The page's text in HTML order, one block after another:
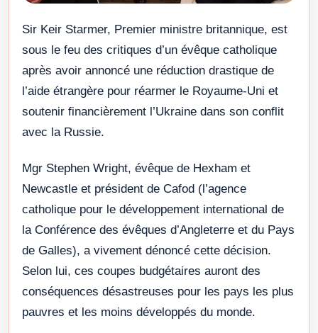
Sir Keir Starmer, Premier ministre britannique, est
sous le feu des critiques d’un évêque catholique
après avoir annoncé une réduction drastique de
l’aide étrangère pour réarmer le Royaume-Uni et
soutenir financièrement l’Ukraine dans son conflit
avec la Russie.
Mgr Stephen Wright, évêque de Hexham et
Newcastle et président de Cafod (l’agence
catholique pour le développement international de
la Conférence des évêques d’Angleterre et du Pays
de Galles), a vivement dénoncé cette décision.
Selon lui, ces coupes budgétaires auront des
conséquences désastreuses pour les pays les plus
pauvres et les moins développés du monde.